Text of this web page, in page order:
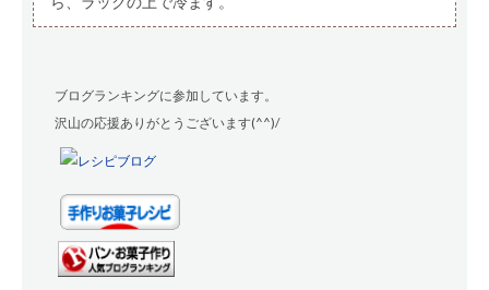
ブログランキングに参加しています。
沢山の応援ありがとうございます(^^)/